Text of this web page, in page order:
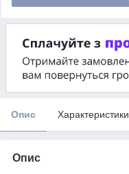
Опис Характеристики
Опис